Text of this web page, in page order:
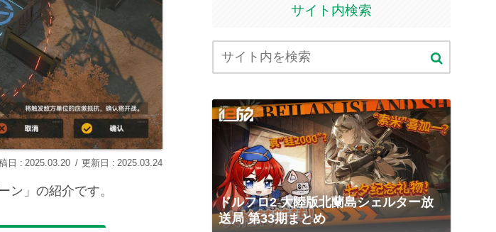
2025.03.20 2025.03.24
ン」の紹介です。
サイト内検索
ドルフロ2 大陸版北蘭島シェルター放
送局 第33期まとめ